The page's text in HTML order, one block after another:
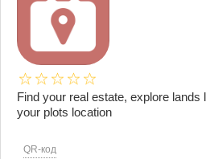
Find your real estate, explore lands
your plots location
QR-код